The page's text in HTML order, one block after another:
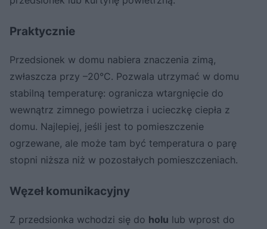
Praktycznie
Przedsionek w domu nabiera znaczenia zimą,
zwłaszcza przy –20°C. Pozwala utrzymać w domu
stabilną temperaturę: ogranicza wtargnięcie do
wewnątrz zimnego powietrza i ucieczkę ciepła z
domu. Najlepiej, jeśli jest to pomieszczenie
ogrzewane, ale może tam być temperatura o parę
stopni niższa niż w pozostałych pomieszczeniach.
Węzeł komunikacyjny
Z przedsionka wchodzi się do holu lub wprost do